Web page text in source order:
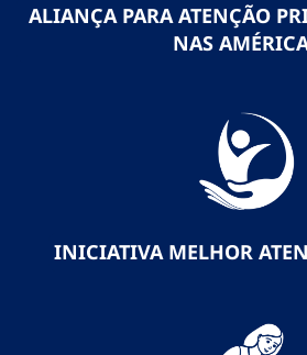
ALIANÇA PARA ATENÇÃO
NAS
INICIATIVA MELHOR